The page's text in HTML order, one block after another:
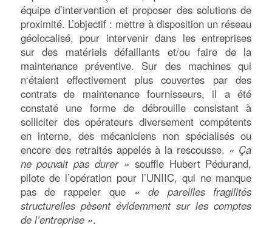
équipe d’intervention et proposer des solutions de
proximité. L’objectif : mettre à disposition un réseau
géolocalisé, pour intervenir dans les entreprises
sur des matériels défaillants et/ou faire de la
maintenance préventive. Sur des machines qui
n‘étaient effectivement plus couvertes par des
contrats de maintenance fournisseurs, il a été
constaté une forme de débrouille consistant à
solliciter des opérateurs diversement compétents
en interne, des mécaniciens non spécialisés ou
encore des retraités appelés à la rescousse. « Ça
ne pouvait pas durer » souffle Hubert Pédurand,
pilote de l’opération pour l’UNIIC, qui ne manque
pas de rappeler que « de pareilles fragilités
structurelles pèsent évidemment sur les comptes
de l’entreprise ».